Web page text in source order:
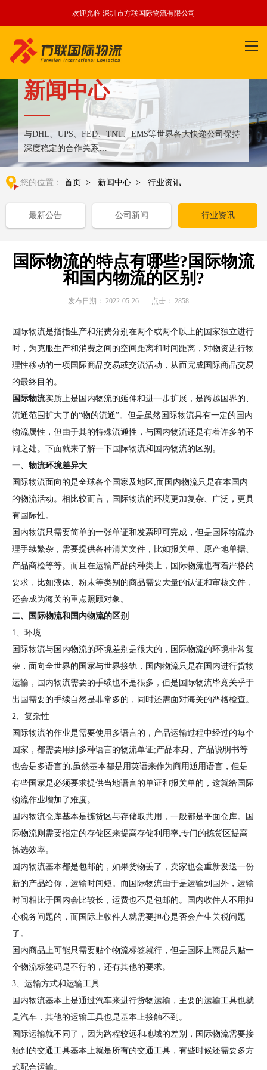
欢迎光临 深圳市方联国际物流有限公司
新闻中心
与DHL、UPS、FED、TNT、EMS等世界各大快递公司保持
深度稳定的合作关系
整合全球优质物流运输资源,满足国内外客户更多个性化需求
您的位置： 首页 > 新闻中心 > 行业资讯
最新公告 公司新闻 行业资讯
国际物流的特点有哪些?国际物流
和国内物流的区别?
发布日期： 2022-05-26 点击： 2858
国际物流是指指生产和消费分别在两个或两个以上的国家独立进行
时，为克服生产和消费之间的空间距离和时间距离，对物资进行物
理性移动的一项国际商品交易或交流活动，从而完成国际商品交易
的最终目的。
国际物流实质上是国内物流的延伸和进一步扩展，是跨越国界的、
流通范围扩大了的“物的流通”。但是虽然国际物流具有一定的国内
物流属性，但由于其的特殊流通性，与国内物流还是有着许多的不
同之处。下面就来了解一下国际物流和国内物流的区别。
一、物流环境差异大
国际物流面向的是全球各个国家及地区;而国内物流只是在本国内
的物流活动。相比较而言，国际物流的环境更加复杂、广泛，更具
有国际性。
国内物流只需要简单的一张单证和发票即可完成，但是国际物流办
理手续繁杂，需要提供各种清关文件，比如报关单、原产地单据、
产品商检等等。而且在运输产品的种类上，国际物流也有着严格的
要求，比如液体、粉末等类别的商品需要大量的认证和审核文件，
还会成为海关的重点照顾对象。
二、国际物流和国内物流的区别
1、环境
国际物流与国内物流的环境差别是很大的，国际物流的环境非常复
杂，面向全世界的国家与世界接轨，国内物流只是在国内进行货物
运输，国内物流需要的手续也不是很多，但是国际物流毕竟关乎于
出国需要的手续自然是非常多的，同时还需面对海关的严格检查。
2、复杂性
国际物流的作业是需要使用多语言的，产品运输过程中经过的每个
国家，都需要用到多种语言的物流单证;产品本身、产品说明书等
也会是多语言的;虽然基本都是用英语来作为商用通用语言，但是
有些国家是必须要求提供当地语言的单证和报关单的，这就给国际
物流作业增加了难度。
国内物流仓库基本是拣货区与存储取共用，一般都是平面仓库。国
际物流则需要指定的存储区来提高存储利用率;专门的拣货区提高
拣选效率。
国内物流基本都是包邮的，如果货物丢了，卖家也会重新发送一份
新的产品给你，运输时间短。而国际物流由于是运输到国外，运输
时间相比于国内会比较长，运费也不是包邮的。国内收件人不用担
心税务问题的，而国际上收件人就需要担心是否会产生关税问题
了。
国内商品上可能只需要贴个物流标签就行，但是国际上商品只贴一
个物流标签码是不行的，还有其他的要求。
3、运输方式和运输工具
国内物流基本上是通过汽车来进行货物运输，主要的运输工具也就
是汽车，其他的运输工具也是基本上接触不到。
国际运输就不同了，因为路程较远和地域的差别，国际物流需要接
触到的交通工具基本上就是所有的交通工具，有些时候还需要多方
式配合运输。